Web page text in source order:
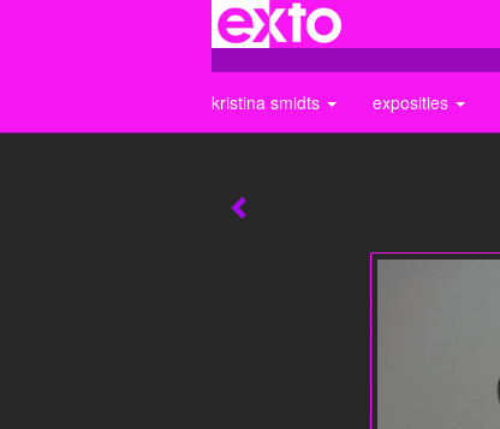
kristina smidts exposities